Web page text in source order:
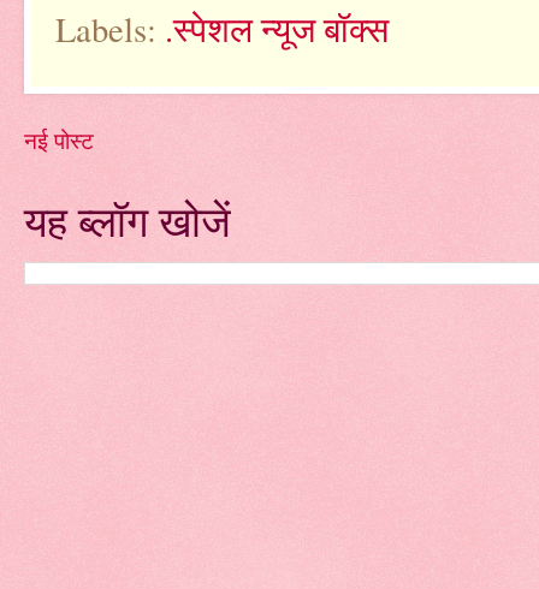
Labels: .स्पेशल न्यूज बॉक्स
नई पोस्ट
यह ब्लॉग खोजें